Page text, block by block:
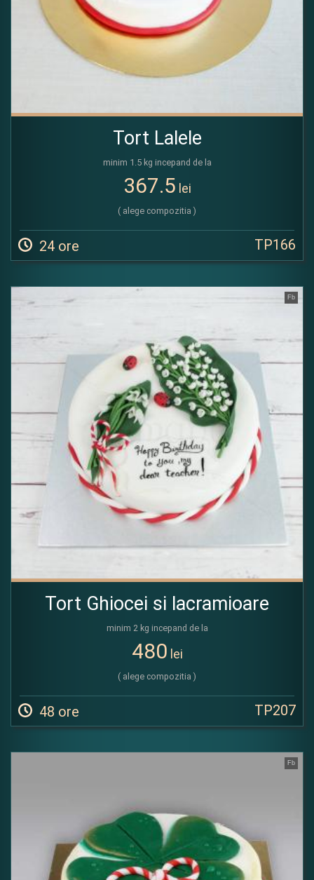
Tort Lalele
minim 1.5 kg incepand de la
367.5 lei
( alege compozitia )
24 ore TP166
Fb
Tort Ghiocei si lacramioare
minim 2 kg incepand de la
480 lei
( alege compozitia )
48 ore TP207
Fb